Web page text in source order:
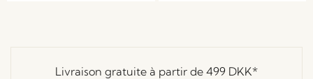
Livraison gratuite à partir de 499 DKK*